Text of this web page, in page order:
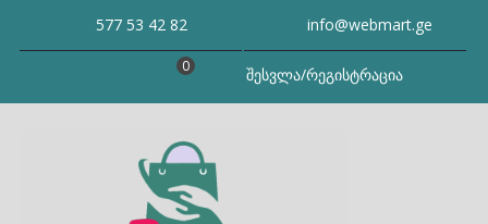
577 53 42 82 info@webmart.ge
შესვლა/რეგისტრაცია
0